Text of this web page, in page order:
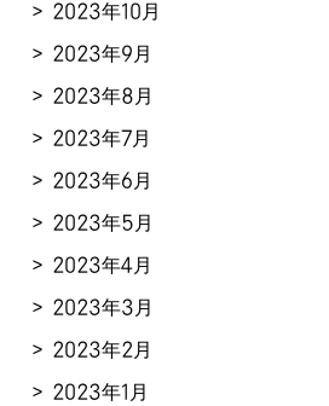
2023年10月
2023年9月
2023年8月
2023年7月
2023年6月
2023年5月
2023年4月
2023年3月
2023年2月
2023年1月